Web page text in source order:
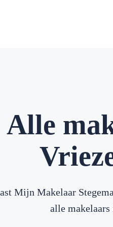
Alle
Mijn Makelaar
alle